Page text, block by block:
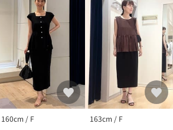
160cm / F 163cm / F